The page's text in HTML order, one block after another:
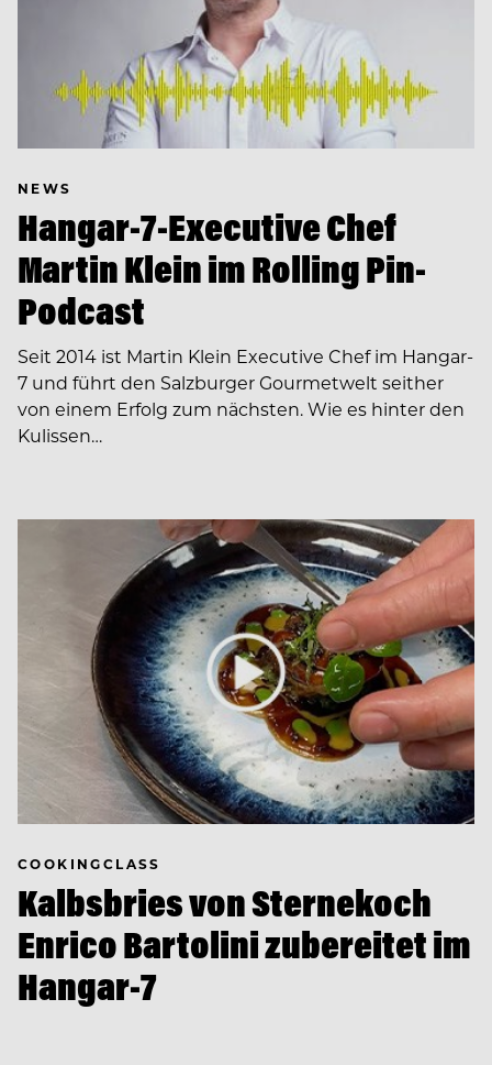
NEWS
Hangar-7-Executive Chef
Martin Klein im Rolling Pin-
Podcast
Seit 2014 ist Martin Klein Executive Chef im Hangar-
7 und führt den Salzburger Gourmetwelt seither
von einem Erfolg zum nächsten. Wie es hinter den
Kulissen…
COOKINGCLASS
Kalbsbries von Sternekoch
Enrico Bartolini zubereitet im
Hangar-7